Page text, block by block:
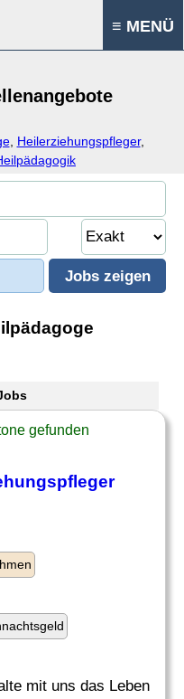
≡ MENÜ
, Heilerziehungspfleger,
gefunden
mit uns das Leben